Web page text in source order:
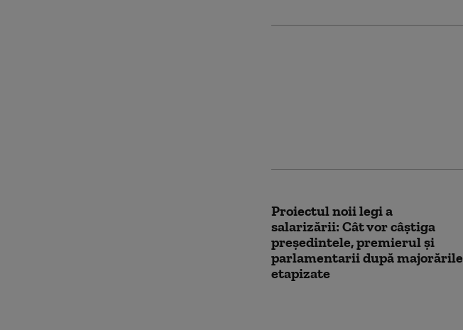
Proiectul noii legi a
salarizării: Cât vor câștiga
președintele, premierul și
parlamentarii după majorările
etapizate